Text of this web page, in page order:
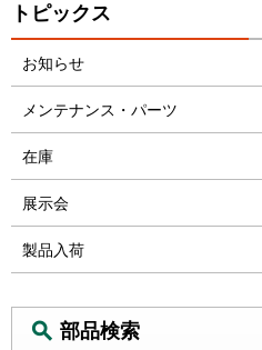
トピックス
お知らせ
メンテナンス・パーツ
在庫
展示会
製品入荷
部品検索